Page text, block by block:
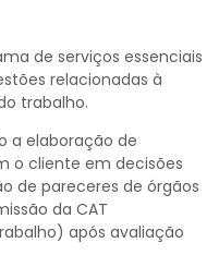
de serviços essenciais
relacionadas à
trabalho.
a elaboração de
o cliente em decisões
de pareceres de órgãos
da CAT
após avaliação